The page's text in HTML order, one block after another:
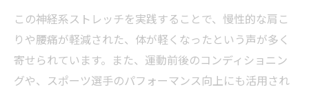
この神経系ストレッチを実践することで、慢性的な肩こ
りや腰痛が軽減された、体が軽くなったという声が多く
寄せられています。また、運動前後のコンディショニン
グや、スポーツ選手のパフォーマンス向上にも活用され